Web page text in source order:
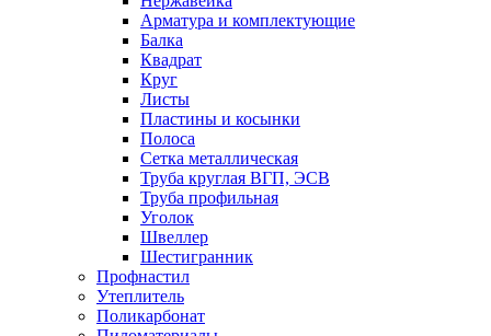
Арматура и комплектующие
Балка
Квадрат
Круг
Листы
Пластины и косынки
Полоса
Сетка металлическая
Труба круглая ВГП, ЭСВ
Труба профильная
Уголок
Швеллер
Шестигранник
Профнастил
Утеплитель
Поликарбонат